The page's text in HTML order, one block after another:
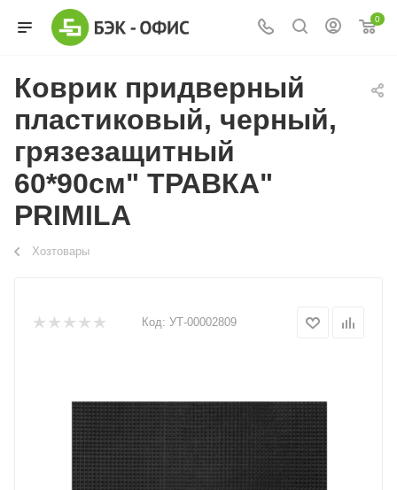
0
Коврик придверный
пластиковый, черный,
грязезащитный
60*90см" ТРАВКА"
PRIMILA
Хозтовары
Код: УТ-00002809